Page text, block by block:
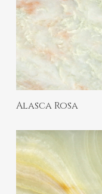
Ler Mais
Alasca Rosa